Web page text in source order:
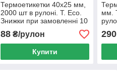
Термоетикетки 40x25 мм,
2000 шт в рулоні. Т. Есо.
Знижки при замовленні 10
рулонів! Дивіться оптові
ціни
88₴/рулон
Купити
мм.
290